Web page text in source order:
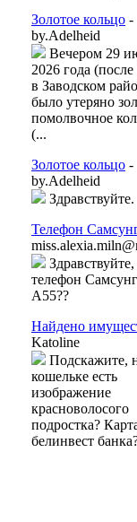
Золотое кольцо -
by.Adelheid
Вечером 29
2026 года
в Заводском
было утеряно
помолвочное
(...
Золотое кольцо -
by.Adelheid
Здравствуйте.
Телефон
Здравствуйте,
телефон Самсунг
А55??
Найдено
Katoline
Подскажите,
кошельке есть
изображение
красноволосого
подростка?
белинвест